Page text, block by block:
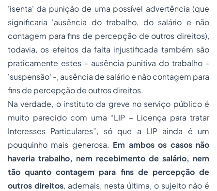
'isenta' da punição de uma possível advertência (que
significaria 'ausência do trabalho, do salário e não
contagem para fins de percepção de outros direitos),
todavia, os efeitos da falta injustificada também são
praticamente estes - ausência punitiva do trabalho -
'suspensão' -, ausência de salário e não contagem para
fins de percepção de outros direitos.
Na verdade, o instituto da greve no serviço público é
muito parecido com uma “LIP – Licença para tratar
Interesses Particulares”, só que a LIP ainda é um
pouquinho mais generosa. Em ambos os casos não
haveria trabalho, nem recebimento de salário, nem
tão quanto contagem para fins de percepção de
outros direitos, ademais, nesta última, o sujeito não é